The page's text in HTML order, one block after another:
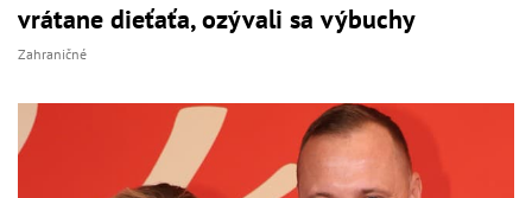
vrátane dieťaťa, ozývali sa výbuchy
Zahraničné